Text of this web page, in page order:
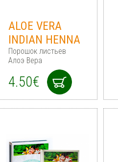
ALOE VERA
INDIAN HENNA
Порошок листьев
Алоэ Вера
4.50€